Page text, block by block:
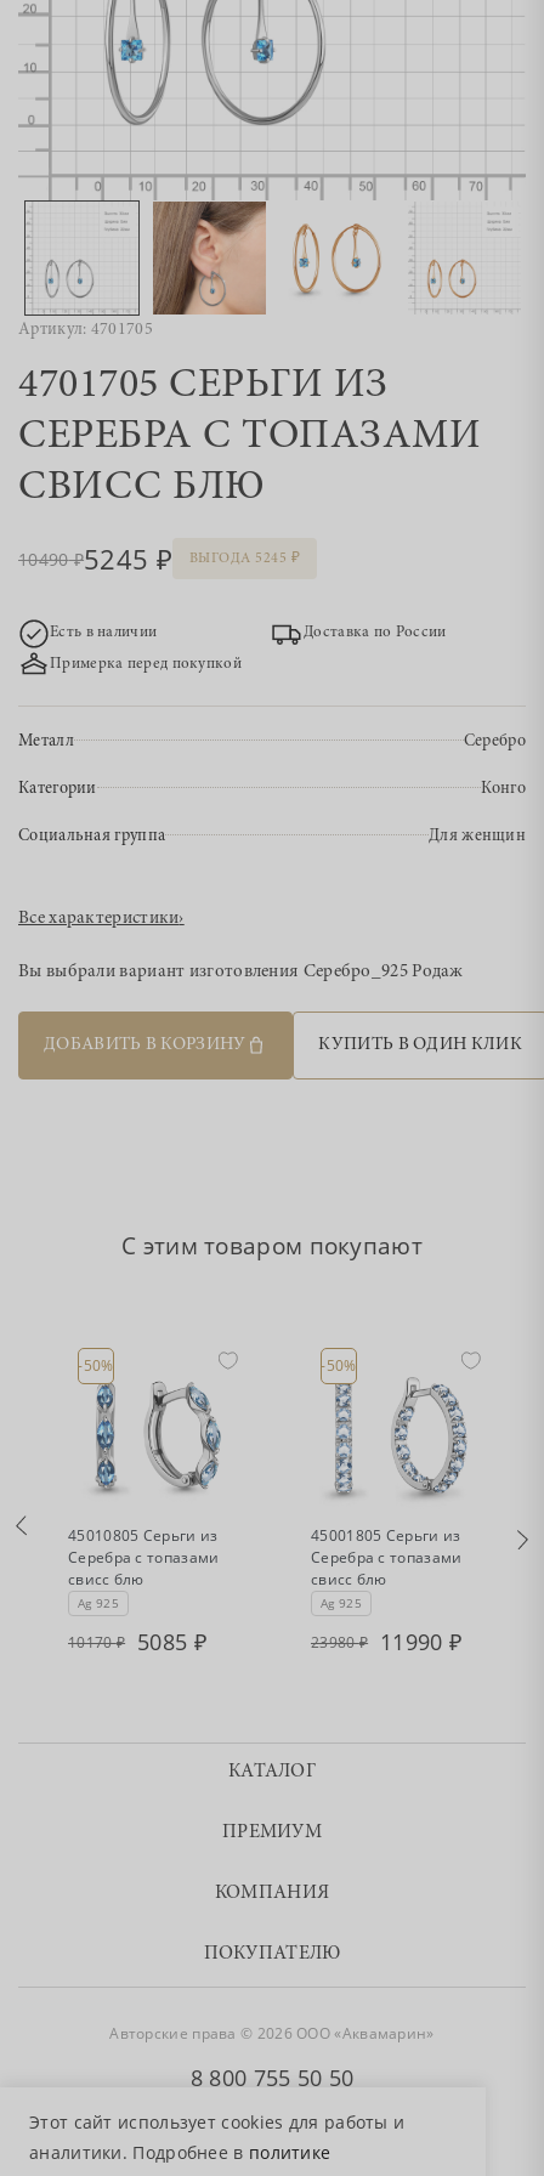
Этот сайт использует cookies для работы и
аналитики. Подробнее в политике
Артикул: 4701705
4701705 СЕРЬГИ ИЗ
СЕРЕБРА С ТОПАЗАМИ
СВИСС БЛЮ
10490 5245 ВЫГОДА 5245
Есть в наличии
Доставка по России
Примерка перед покупкой
Металл Серебро
Категории Конго
Социальная группа Для женщин
Все характеристики›
Вы выбрали вариант изготовления Серебро_925 Родаж
ДОБАВИТЬ В КОРЗИНУ КУПИТЬ В ОДИН КЛИК
С этим товаром покупают
-50%
45010805 Серьги из
Серебра с топазами
свисс блю
Ag 925
10170 5085
-50%
45001805 Серьги из
Серебра с топазами
свисс блю
Ag 925
23980 11990
КАТАЛОГ
ПРЕМИУМ
КОМПАНИЯ
ПОКУПАТЕЛЮ
Авторские права © 2026 ООО «Аквамарин»
8 800 755 50 50